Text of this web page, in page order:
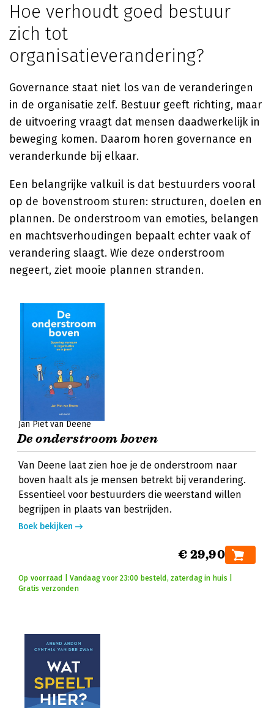
Hoe verhoudt goed bestuur
zich tot
organisatieverandering?
Governance staat niet los van de veranderingen
in de organisatie zelf. Bestuur geeft richting, maar
de uitvoering vraagt dat mensen daadwerkelijk in
beweging komen. Daarom horen governance en
veranderkunde bij elkaar.
Een belangrijke valkuil is dat bestuurders vooral
op de bovenstroom sturen: structuren, doelen en
plannen. De onderstroom van emoties, belangen
en machtsverhoudingen bepaalt echter vaak of
verandering slaagt. Wie deze onderstroom
negeert, ziet mooie plannen stranden.
Jan Piet van Deene
De onderstroom boven
Van Deene laat zien hoe je de onderstroom naar
boven haalt als je mensen betrekt bij verandering.
Essentieel voor bestuurders die weerstand willen
begrijpen in plaats van bestrijden.
Boek bekijken
€ 29,90
Op voorraad | Vandaag voor 23:00 besteld, zaterdag in huis |
Gratis verzonden